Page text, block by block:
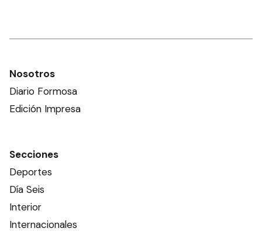
Nosotros
Diario Formosa
Edición Impresa
Secciones
Deportes
Día Seis
Interior
Internacionales